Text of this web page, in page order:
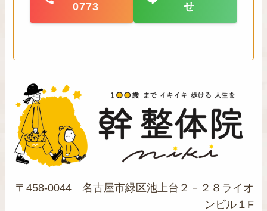
0773
せ
〒458-0044 名古屋市緑区池上台２－２８ライオ
ンビル１F